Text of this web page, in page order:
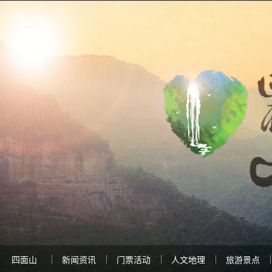
四面山 新闻资讯 门票活动 人文地理 旅游景点